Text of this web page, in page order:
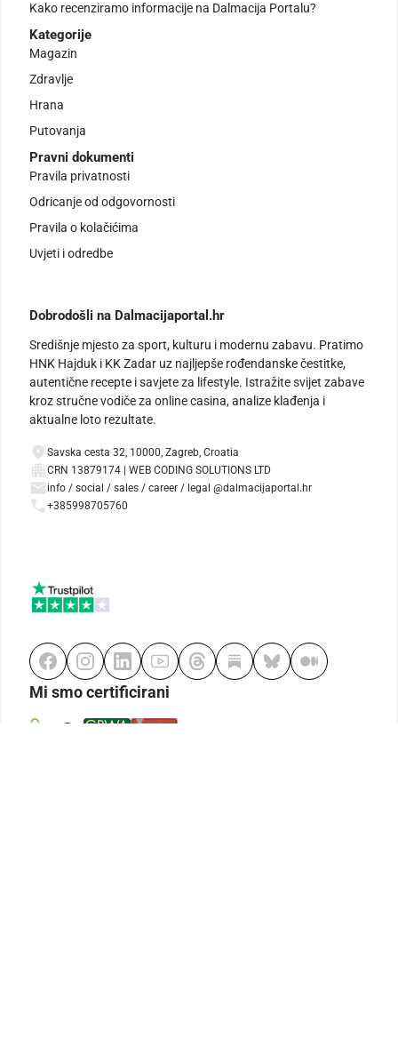
Kako recenziramo informacije na Dalmacija Portalu?
Kategorije
Magazin
Zdravlje
Hrana
Putovanja
Pravni dokumenti
Pravila privatnosti
Odricanje od odgovornosti
Pravila o kolačićima
Uvjeti i odredbe
Dobrodošli na Dalmacijaportal.hr
Središnje mjesto za sport, kulturu i modernu zabavu. Pratimo
HNK Hajduk i KK Zadar uz najljepše rođendanske čestitke,
autentične recepte i savjete za lifestyle. Istražite svijet zabave
kroz stručne vodiče za online casina, analize klađenja i
aktualne loto rezultate.
Savska cesta 32, 10000, Zagreb, Croatia
CRN 13879174 | WEB CODING SOLUTIONS LTD
info / social / sales / career / legal @dalmacijaportal.hr
+385998705760
Mi smo certificirani